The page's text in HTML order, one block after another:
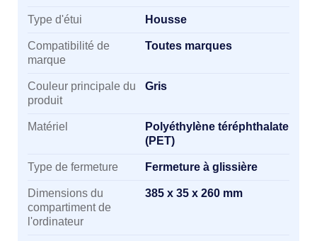
Type d'étui Housse
Compatibilité de
marque
Toutes marques
Couleur principale du
produit
Gris
Matériel
Polyéthylène téréphthalate
(PET)
Type de fermeture Fermeture à glissière
Dimensions du
compartiment de
l'ordinateur
385 x 35 x 260 mm